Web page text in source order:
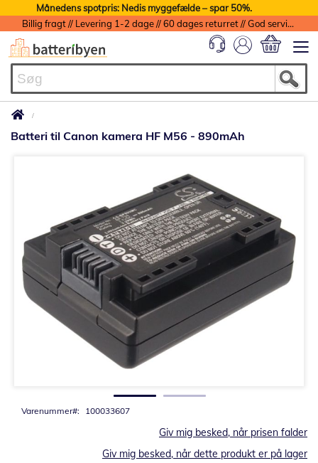
Månedens spotpris: Nedis myggefælde – spar 50%.
Billig fragt // Levering 1-2 dage // 60 dages returret // God service med garanti
Batteri til Canon kamera HF M56 - 890mAh
Varenummer 100033607
Giv mig besked, når prisen falder
Giv mig besked, når dette produkt er på lager